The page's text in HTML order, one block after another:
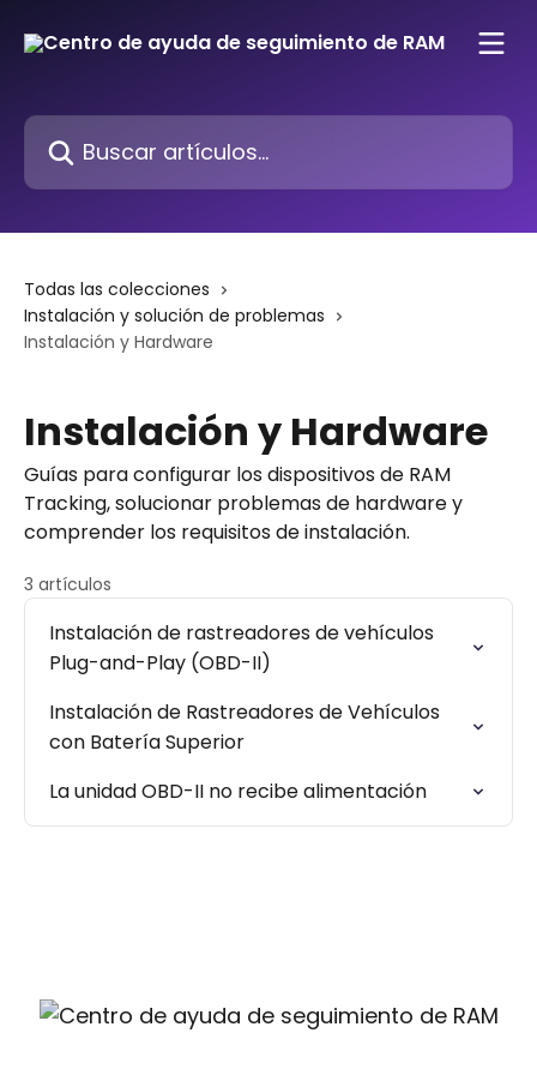
Buscar artículos...
Todas las colecciones
Instalación y solución de problemas
Instalación y Hardware
Instalación y Hardware
Guías para configurar los dispositivos de RAM
Tracking, solucionar problemas de hardware y
comprender los requisitos de instalación.
3 artículos
Instalación de rastreadores de vehículos
Plug-and-Play (OBD-II)
Instalación de Rastreadores de Vehículos
con Batería Superior
La unidad OBD-II no recibe alimentación